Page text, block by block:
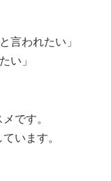
言われたい」
い」
です。
います。